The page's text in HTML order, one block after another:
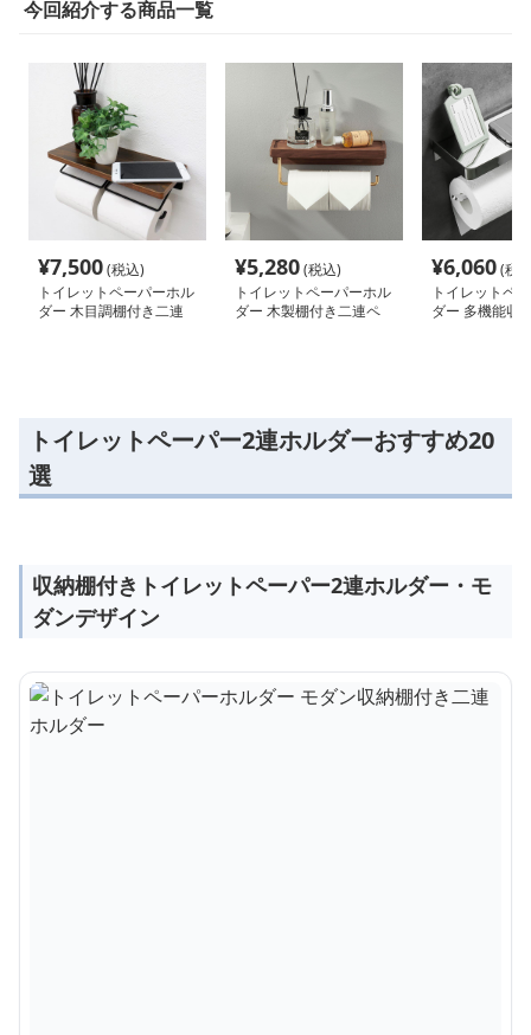
今回紹介する商品一覧
¥7,500(税込)
トイレットペーパーホル
ダー 木目調棚付き二連
¥5,280(税込)
トイレットペーパーホル
ダー 木製棚付き二連ペ
¥6,060(税
トイレットペ
ダー 多機能収
トイレットペーパー2連ホルダーおすすめ20
選
収納棚付きトイレットペーパー2連ホルダー・モ
ダンデザイン